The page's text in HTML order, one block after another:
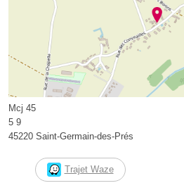
Mcj 45
5 9
45220 Saint-Germain-des-Prés
Trajet Waze